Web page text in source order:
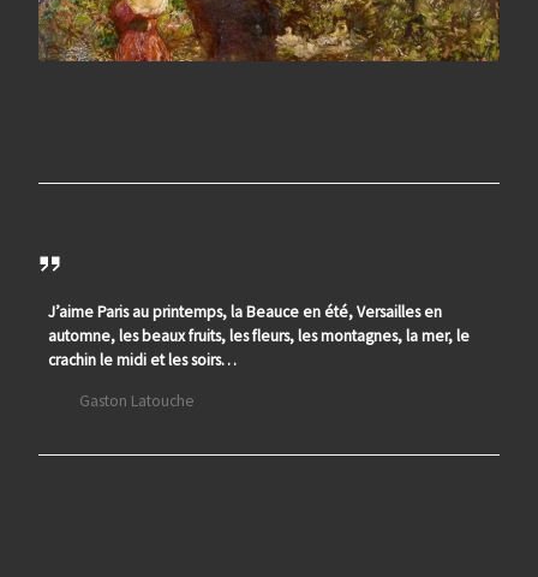
J’aime Paris au printemps, la Beauce en été, Versailles en
automne, les beaux fruits, les fleurs, les montagnes, la mer, le
crachin le midi et les soirs…
Gaston Latouche